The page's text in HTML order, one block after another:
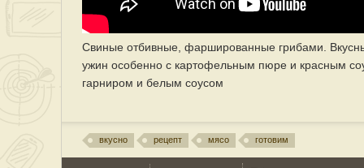
Свиные отбивные, фаршированные грибами.
ужин особенно с картофельным пюре и красным
гарниром и белым соусом
вкусно рецепт мясо готовим